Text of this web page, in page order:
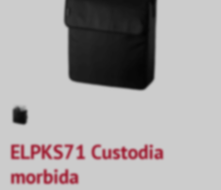
ELPKS71 Custodia
morbida